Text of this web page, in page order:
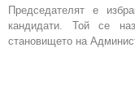
Председателят е
кандидати. Той се
становището на